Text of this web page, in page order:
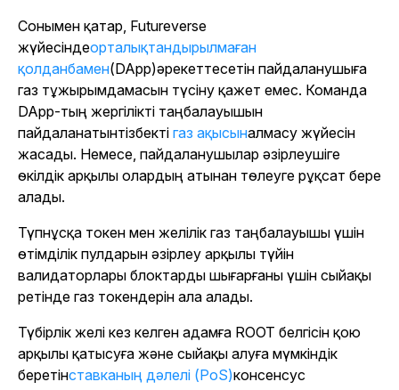
Сонымен қатар, Futureverse
жүйесіндеорталықтандырылмаған
қолданбамен(DApp)әрекеттесетін пайдаланушыға
газ тұжырымдамасын түсіну қажет емес. Команда
DApp-тың жергілікті таңбалауышын
пайдаланатынтізбекті газ ақысыналмасу жүйесін
жасады. Немесе, пайдаланушылар әзірлеушіге
өкілдік арқылы олардың атынан төлеуге рұқсат бере
алады.
Түпнұсқа токен мен желілік газ таңбалауышы үшін
өтімділік пулдарын әзірлеу арқылы түйін
валидаторлары блоктарды шығарғаны үшін сыйақы
ретінде газ токендерін ала алады.
Түбірлік желі кез келген адамға ROOT белгісін қою
арқылы қатысуға және сыйақы алуға мүмкіндік
беретінставканың дәлелі (PoS)консенсус